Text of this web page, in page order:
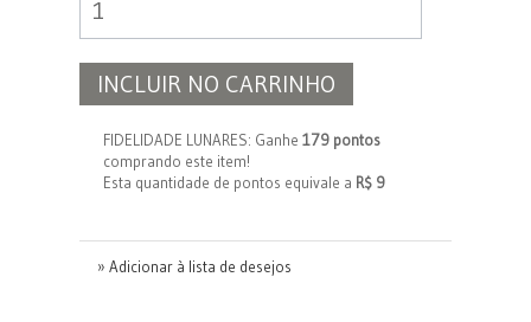
INCLUIR NO CARRINHO
FIDELIDADE LUNARES: Ganhe 179 pontos
comprando este item!
Esta quantidade de pontos equivale a R$ 9
» Adicionar à lista de desejos